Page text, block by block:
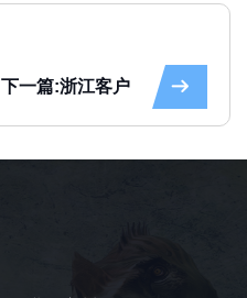
下一篇:浙江客户